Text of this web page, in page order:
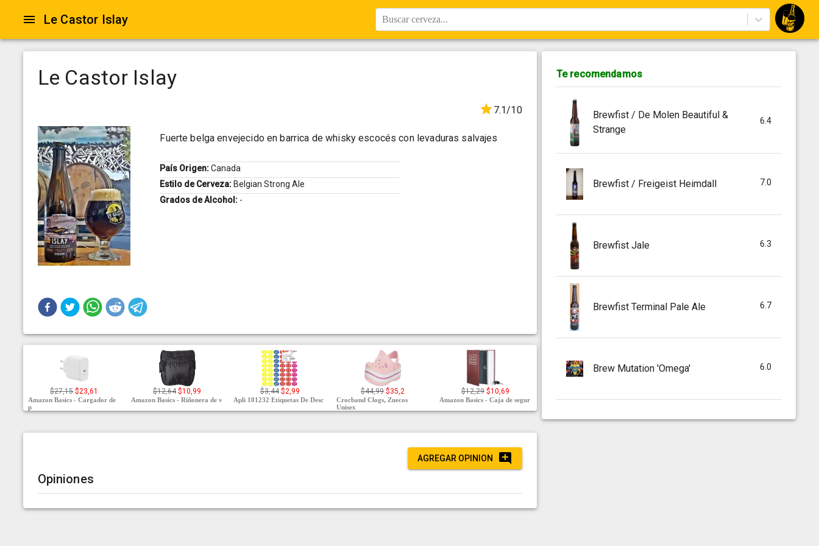
Le Castor Islay Buscar cerveza...
Le Castor Islay
7.1/10
Fuerte belga envejecido en barrica de whisky escocés con levaduras salvajes
País Origen:Canada
Estilo de Cerveza: Belgian Strong Ale
Grados de Alcohol: -
$27,15 $23,61
Amazon Basics - Cargador de
p
$12,64 $10,99
Amazon Basics - Riñonera de v
$3,44 $2,99
Apli 101232 Etiquetas De Desc
$44,99 $35,2
Crocband Clogs, Zuecos
Unisex
$12,29 $10,69
Amazon Basics - Caja de segur
AGREGAR OPINION
Opiniones
Te recomendamos
Brewfist / De Molen Beautiful &
Strange
6.4
Brewfist / Freigeist Heimdall 7.0
Brewfist Jale 6.3
Brewfist Terminal Pale Ale 6.7
Brew Mutation 'Omega' 6.0